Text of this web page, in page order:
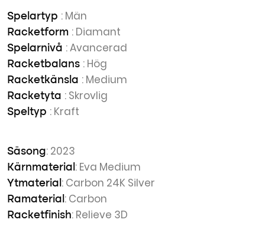
Spelartyp : Män
Racketform : Diamant
Spelarnivå : Avancerad
Racketbalans : Hög
Racketkänsla : Medium
Racketyta : Skrovlig
Speltyp : Kraft
Säsong: 2023
Kärnmaterial : Eva Medium
Ytmaterial : Carbon 24K Silver
Ramaterial : Carbon
Racketfinish: Relieve 3D